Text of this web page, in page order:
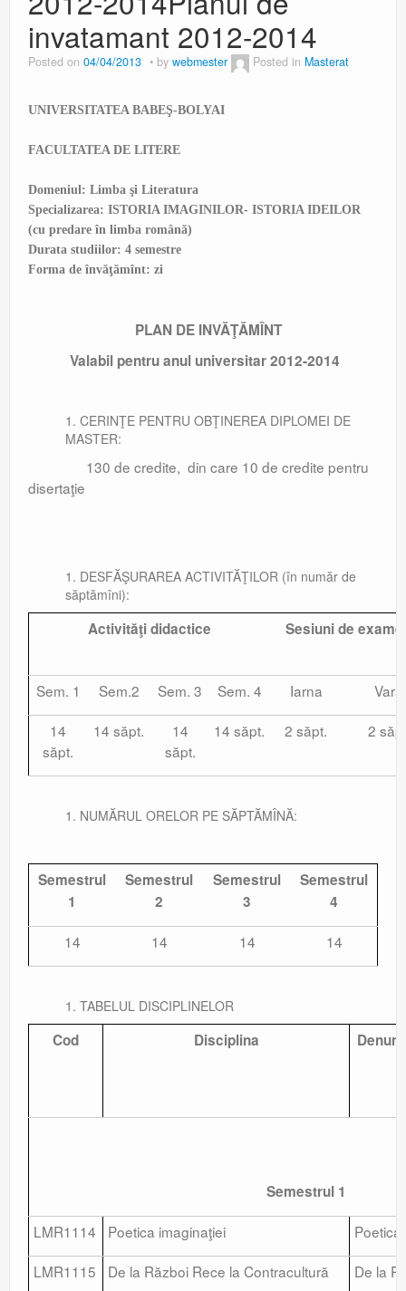
invatamant 2012-2014
Posted on 04/04/2013 by webmester Posted in Masterat
UNIVERSITATEA BABEŞ-BOLYAI
FACULTATEA DE LITERE
Domeniul: Limba şi Literatura
Specializarea: ISTORIA IMAGINILOR- ISTORIA IDEILOR
(cu predare în limba română)
Durata studiilor: 4 semestre
Forma de învăţămînt: zi
PLAN DE INVĂŢĂMÎNT
Valabil pentru anul universitar 2012-2014
CERINŢE PENTRU OBŢINEREA DIPLOMEI DE
MASTER:
130 de credite, din care 10 de credite pentru
disertaţie
DESFĂŞURAREA ACTIVITĂŢILOR (în număr de
săptămîni):
Activităţi didactice Sesiuni de
Sem. 1 Sem.2 Sem. 3 Sem. 4 Iarna
Vara
14
săpt.
14 săpt.
14
săpt.
14 săpt. 2 săpt. 2
NUMĂRUL ORELOR PE SĂPTĂMÎNĂ:
Semestrul
1
Semestrul
2
Semestrul
3
Semestrul
4
14
14 14 14
TABELUL DISCIPLINELOR
Cod Disciplina
Semestrul 1
LMR1114
Poetica imaginaţiei
Poetica
LMR1115
De la Război Rece la Contracultură
De la